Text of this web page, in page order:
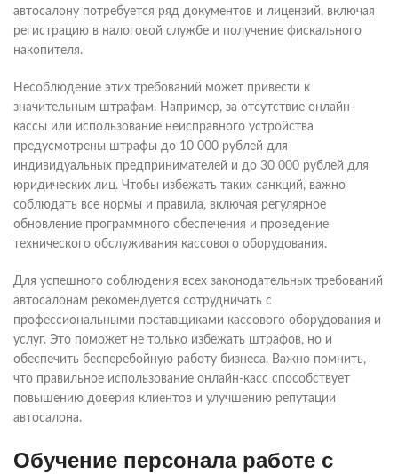
автосалону потребуется ряд документов и лицензий, включая
регистрацию в налоговой службе и получение фискального
накопителя.
Несоблюдение этих требований может привести к
значительным штрафам. Например, за отсутствие онлайн-
кассы или использование неисправного устройства
предусмотрены штрафы до 10 000 рублей для
индивидуальных предпринимателей и до 30 000 рублей для
юридических лиц. Чтобы избежать таких санкций, важно
соблюдать все нормы и правила, включая регулярное
обновление программного обеспечения и проведение
технического обслуживания кассового оборудования.
Для успешного соблюдения всех законодательных требований
автосалонам рекомендуется сотрудничать с
профессиональными поставщиками кассового оборудования и
услуг. Это поможет не только избежать штрафов, но и
обеспечить бесперебойную работу бизнеса. Важно помнить,
что правильное использование онлайн-касс способствует
повышению доверия клиентов и улучшению репутации
автосалона.
Обучение персонала работе с